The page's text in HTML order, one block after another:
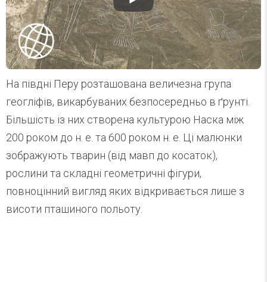
На півдні Перу розташована величезна група
геогліфів, викарбуваних безпосередньо в ґрунті.
Більшість із них створена культурою Наска між
200 роком до н. е. та 600 роком н. е. Ці малюнки
зображують тварин (від мавп до косаток),
рослини та складні геометричні фігури,
повноцінний вигляд яких відкривається лише з
висоти пташиного польоту.